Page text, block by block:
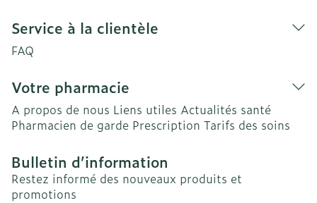
Service à la clientèle
FAQ
Votre pharmacie
A propos de nous Liens utiles Actualités santé
Pharmacien de garde Prescription Tarifs des soins
Bulletin d’information
Restez informé des nouveaux produits et
promotions